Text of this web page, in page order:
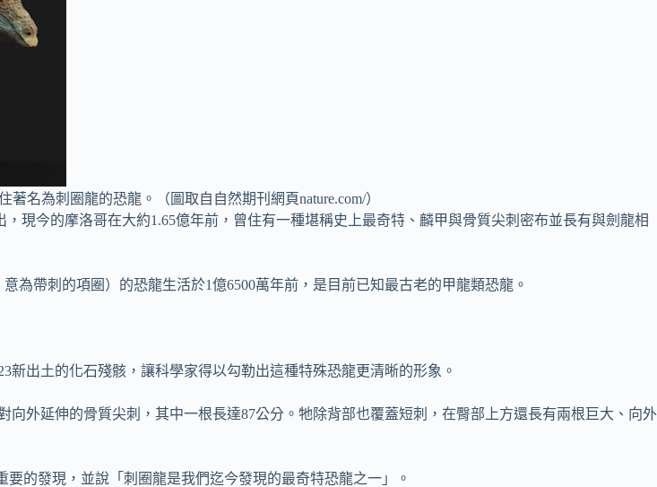
名為刺圈龍的恐龍。（圖取自自然期刊網頁nature.com/）
現今的摩洛哥在大約1.65億年前，曾住有一種堪稱史上最奇特、麟甲與骨質尖刺密布並長有與劍龍相
為帶刺的項圈）的恐龍生活於1億6500萬年前，是目前已知最古老的甲龍類恐龍。
新出土的化石殘骸，讓科學家得以勾勒出這種特殊恐龍更清晰的形象。
外延伸的骨質尖刺，其中一根長達87公分。牠除背部也覆蓋短刺，在臀部上方還長有兩根巨大、向外
的發現，並說「刺圈龍是我們迄今發現的最奇特恐龍之一」。